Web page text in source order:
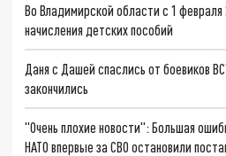
Во Владимирской области с 1 февраля
начисления детских пособий
Даня с Дашей спаслись от боевиков
закончились
"Очень плохие новости": Большая
НАТО впервые за СВО остановили